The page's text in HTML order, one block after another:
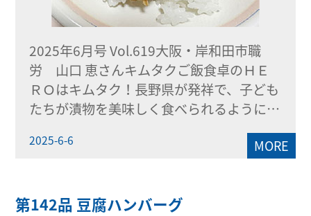
2025年6月号 Vol.619大阪・岸和田市職
労 山口 恵さんキムタクご飯食卓のＨＥ
ＲＯはキムタク！長野県が発祥で、子ども
たちが漬物を美味しく食べられるように…
2025-6-6 MORE
第142品 豆腐ハンバーグ